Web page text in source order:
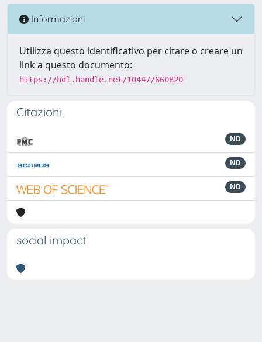
Informazioni
Utilizza questo identificativo per citare o creare un
link a questo documento:
https://hdl.handle.net/10447/660820
Citazioni
ND
ND
ND
social impact